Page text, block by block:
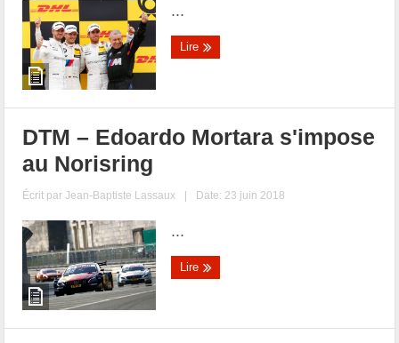
...
Lire
DTM – Edoardo Mortara s'impose
au Norisring
Écrit parJean-Baptiste Lassaux | Date: 23 juin 2018
...
Lire